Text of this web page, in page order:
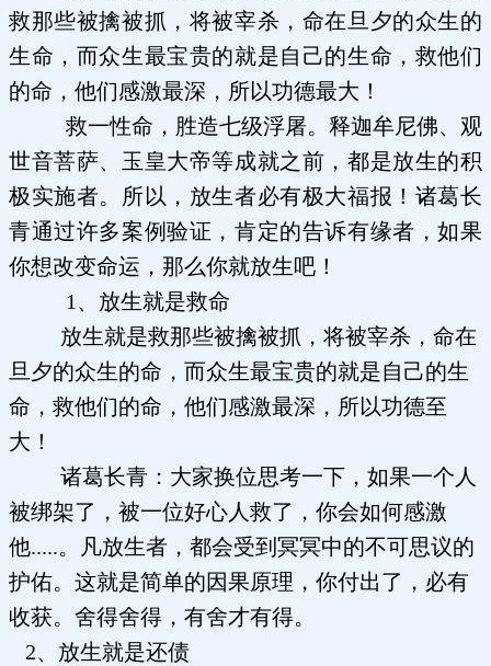
救那些被擒被抓，将被宰杀，命在旦夕的众生的
生命，而众生最宝贵的就是自己的生命，救他们
的命，他们感激最深，所以功德最大！
救一性命，胜造七级浮屠。释迦牟尼佛、观
世音菩萨、玉皇大帝等成就之前，都是放生的积
极实施者。所以，放生者必有极大福报！诸葛长
青通过许多案例验证，肯定的告诉有缘者，如果
你想改变命运，那么你就放生吧！
1、放生就是救命
放生就是救那些被擒被抓，将被宰杀，命在
旦夕的众生的命，而众生最宝贵的就是自己的生
命，救他们的命，他们感激最深，所以功德至
大！
诸葛长青：大家换位思考一下，如果一个人
被绑架了，被一位好心人救了，你会如何感激
他.....。凡放生者，都会受到冥冥中的不可思议的
护佑。这就是简单的因果原理，你付出了，必有
收获。舍得舍得，有舍才有得。
2、放生就是还债